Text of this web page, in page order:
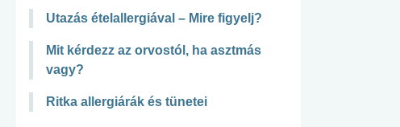
Utazás ételallergiával – Mire figyelj?
Mit kérdezz az orvostól, ha asztmás
vagy?
Ritka allergiárák és tünetei